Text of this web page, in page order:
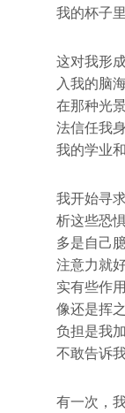
我的杯子里
这对我形
入我的脑
在那种光
法信任我
我的学业
我开始寻
析这些恐
多是自己
注意力就
实有些作
像还是挥
负担是我
不敢告诉
有一次，